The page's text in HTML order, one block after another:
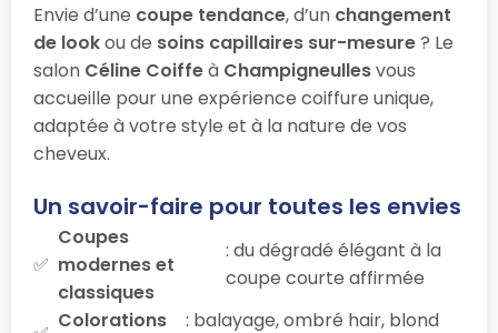
Envie d’une coupe tendance, d’un changement
de lookou de soins capillaires sur-mesure? Le
salon Céline Coiffeà Champigneullesvous
accueille pour une expérience coiffure unique,
adaptée à votre style et à la nature de vos
cheveux.
Un savoir-faire pour toutes les envies
Coupes
modernes et
classiques
: du dégradé élégant à la
coupe courte affirmée
Colorations
: balayage, ombré hair, blond